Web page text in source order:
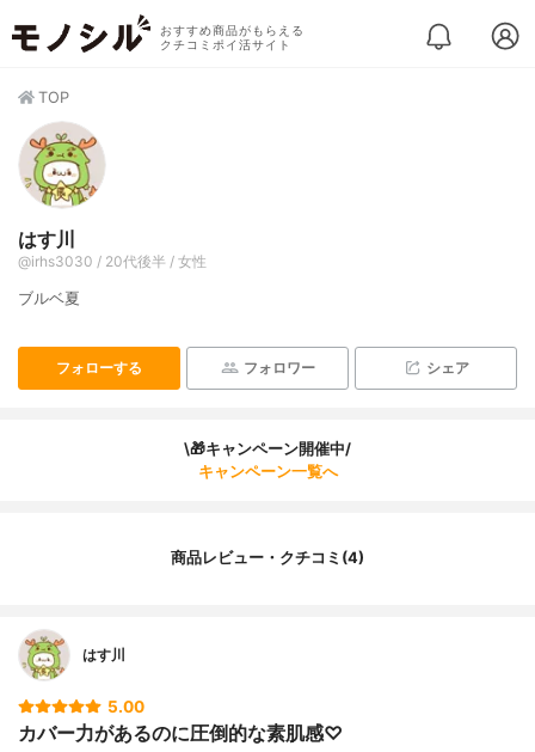
おすすめ商品がもらえる
クチコミポイ活サイト
TOP
はす川
@irhs3030 / 20代後半 / 女性
ブルベ夏
フォローする フォロワー シェア
\🎁キャンペーン開催中/
キャンペーン一覧へ
商品レビュー・クチコミ(4)
はす川
5.00
カバー力があるのに圧倒的な素肌感♡